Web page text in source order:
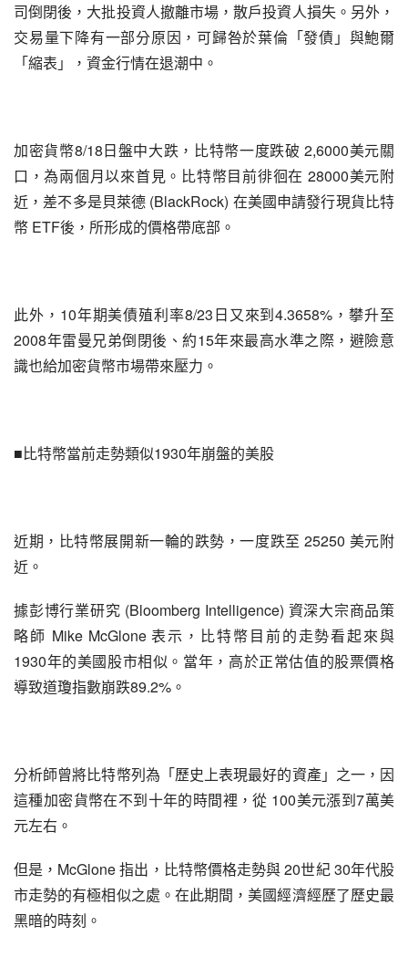
司倒閉後，大批投資人撤離市場，散戶投資人損失。另外，
交易量下降有一部分原因，可歸咎於葉倫「發債」與鮑爾
「縮表」，資金行情在退潮中。
加密貨幣8/18日盤中大跌，比特幣一度跌破 2,6000美元關
口，為兩個月以來首見。比特幣目前徘徊在 28000美元附
近，差不多是貝萊德 (BlackRock) 在美國申請發行現貨比特
幣 ETF後，所形成的價格帶底部。
此外，10年期美債殖利率8/23日又來到4.3658%，攀升至
2008年雷曼兄弟倒閉後、約15年來最高水準之際，避險意
識也給加密貨幣市場帶來壓力。
■比特幣當前走勢類似1930年崩盤的美股
近期，比特幣展開新一輪的跌勢，一度跌至 25250 美元附
近。
據彭博行業研究 (Bloomberg Intelligence) 資深大宗商品策
略師 Mike McGlone 表示，比特幣目前的走勢看起來與
1930年的美國股市相似。當年，高於正常估值的股票價格
導致道瓊指數崩跌89.2%。
分析師曾將比特幣列為「歷史上表現最好的資產」之一，因
這種加密貨幣在不到十年的時間裡，從 100美元漲到7萬美
元左右。
但是，McGlone 指出，比特幣價格走勢與 20世紀 30年代股
市走勢的有極相似之處。在此期間，美國經濟經歷了歷史最
黑暗的時刻。